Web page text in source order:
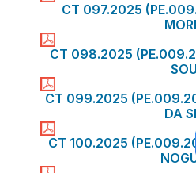
CT 097.2025
CT 098.2025
CT 099.2025
DA
CT 100.2025